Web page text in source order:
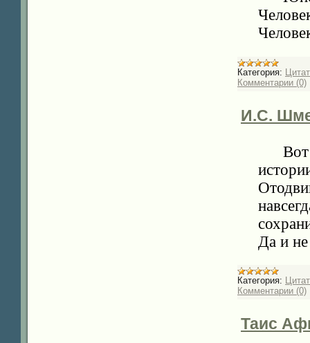
Категория:
Комментарии (0)
И.С.
Да и
Категория:
Комментарии (0)
Таис